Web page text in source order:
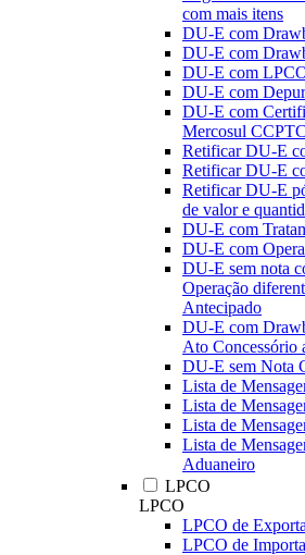
com mais itens
DU-E com
DU-E com
DU-E com
DU-E com
DU-E com
Mercosul
Retificar DU-E
Retificar DU-E
Retificar DU-E
de valor e
DU-E com
DU-E com
DU-E sem nota
Operação
Antecipado
DU-E com
Ato Concessório
DU-E sem Nota
Lista de
Lista de
Lista de
Lista de
Aduaneiro
LPCO
LPCO
LPCO de
LPCO de